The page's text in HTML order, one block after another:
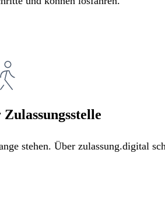
stehen. Über zulassung.digital